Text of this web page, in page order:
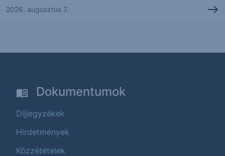
2026. augusztus 7.
Dokumentumok
Díjjegyzékek
Hirdetmények
Közzétételek